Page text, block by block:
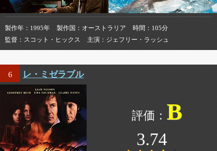
製作年 1995年 製作国 オーストラリア 時間
105分
監督
スコット・ヒックス 主演 ジェフリー・ラッシュ
6 レ・ミゼラブル
B
3.74